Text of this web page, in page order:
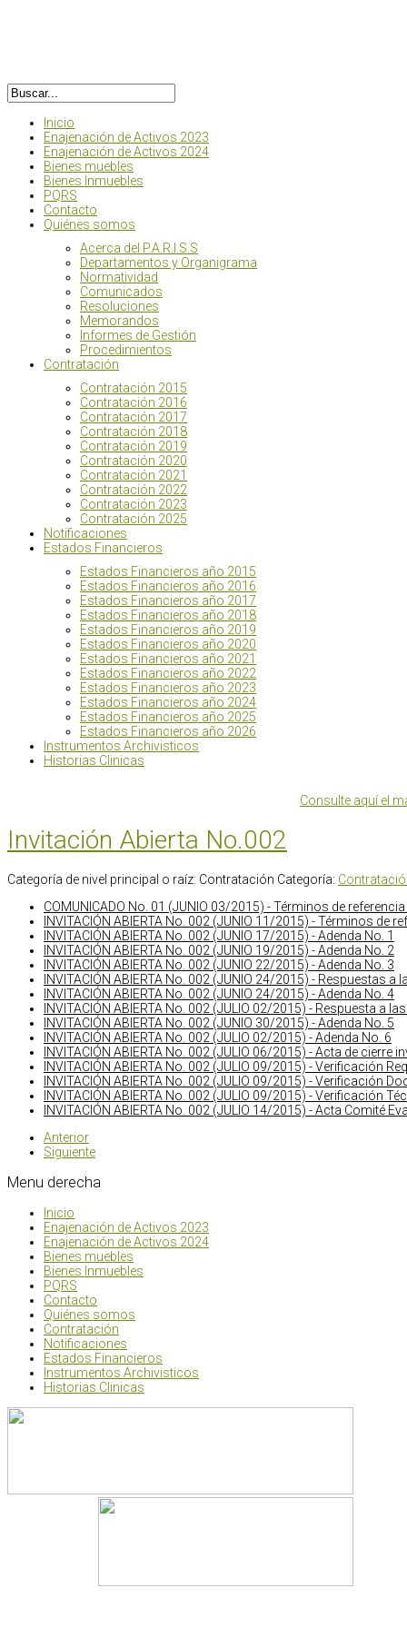
Inicio
Enajenación de Activos 2023
Enajenación de Activos 2024
Bienes muebles
Bienes Inmuebles
PQRS
Contacto
Quiénes somos
Acerca del P.A.R.I.S.S
Departamentos y Organigrama
Normatividad
Comunicados
Resoluciones
Memorandos
Informes de Gestión
Procedimientos
Contratación
Contratación 2015
Contratación 2016
Contratación 2017
Contratación 2018
Contratación 2019
Contratación 2020
Contratación 2021
Contratación 2022
Contratación 2023
Contratación 2025
Notificaciones
Estados Financieros
Estados Financieros año 2015
Estados Financieros año 2016
Estados Financieros año 2017
Estados Financieros año 2018
Estados Financieros año 2019
Estados Financieros año 2020
Estados Financieros año 2021
Estados Financieros año 2022
Estados Financieros año 2023
Estados Financieros año 2024
Estados Financieros año 2025
Estados Financieros año 2026
Instrumentos Archivisticos
Historias Clinicas
Consulte aquí el
Invitación Abierta No.002
Categoría de nivel principal o raíz: Contratación Categoría:
COMUNICADO No. 01 (JUNIO 03/2015) - Términos de
INVITACIÓN ABIERTA No. 002 (JUNIO 11/2015) - Términos de
INVITACIÓN ABIERTA No. 002 (JUNIO 17/2015) - Adenda No. 1
INVITACIÓN ABIERTA No. 002 (JUNIO 19/2015) - Adenda No. 2
INVITACIÓN ABIERTA No. 002 (JUNIO 22/2015) - Adenda No. 3
INVITACIÓN ABIERTA No. 002 (JUNIO 24/2015) - Respuestas
INVITACIÓN ABIERTA No. 002 (JUNIO 24/2015) - Adenda No. 4
INVITACIÓN ABIERTA No. 002 (JULIO 02/2015) - Respuesta a
INVITACIÓN ABIERTA No. 002 (JUNIO 30/2015) - Adenda No. 5
INVITACIÓN ABIERTA No. 002 (JULIO 02/2015) - Adenda No. 6
INVITACIÓN ABIERTA No. 002 (JULIO 06/2015) - Acta de cierre
INVITACIÓN ABIERTA No. 002 (JULIO 09/2015) - Verificación
INVITACIÓN ABIERTA No. 002 (JULIO 09/2015) - Verificación
INVITACIÓN ABIERTA No. 002 (JULIO 09/2015) - Verificación
INVITACIÓN ABIERTA No. 002 (JULIO 14/2015) -Acta Comité
Anterior
Siguiente
Menu derecha
Inicio
Enajenación de Activos 2023
Enajenación de Activos 2024
Bienes muebles
Bienes Inmuebles
PQRS
Contacto
Quiénes somos
Contratación
Notificaciones
Estados Financieros
Instrumentos Archivisticos
Historias Clinicas